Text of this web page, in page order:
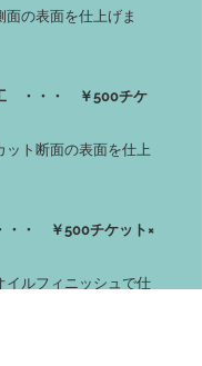
の表面を仕上げま
・・・ ￥500チケ
ト断面の表面を仕上
・ ￥500チケット×
ルフィニッシュで仕